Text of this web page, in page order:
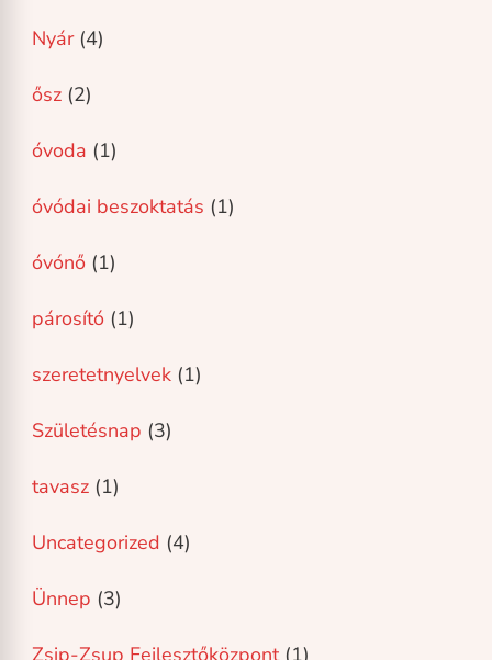
Nyár(4)
ősz (2)
óvoda (1)
óvódai beszoktatás (1)
óvónő (1)
párosító (1)
szeretetnyelvek (1)
Születésnap (3)
tavasz (1)
Uncategorized (4)
Ünnep (3)
Zsip-Zsup Fejlesztőközpont (1)